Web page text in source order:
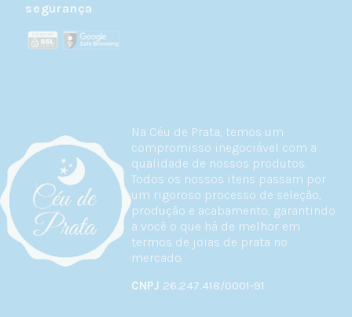
Na Céu de Prata, temos um
compromisso inegociável com a
qualidade de nossos produtos.
Todos os nossos itens passam por
um rigoroso processo de seleção,
produção e acabamento, garantindo
a você o que há de melhor em
termos de joias de prata no
mercado.
CNPJ 26.247.418/0001-91
segurança